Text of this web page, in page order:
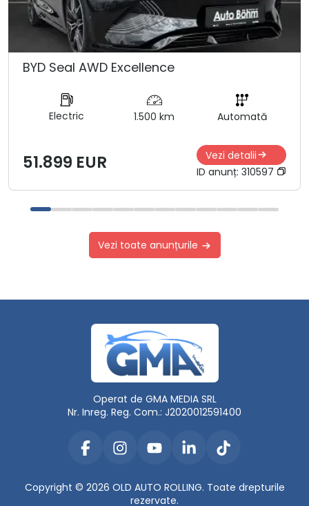
BYD Seal AWD Excellence
Electric 1.500 km Automată
51.899 EUR
Vezi detalii
ID anunț: 310597
Vezi toate anunțurile
Operat de GMA MEDIA SRL
Nr. Inreg. Reg. Com.: J2020012591400
Copyright © 2026 OLD AUTO ROLLING. Toate drepturile
rezervate.